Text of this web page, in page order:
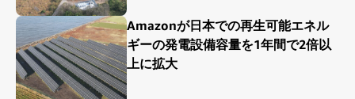
Amazonが日本での再生可能エネル
ギーの発電設備容量を1年間で2倍以
上に拡大